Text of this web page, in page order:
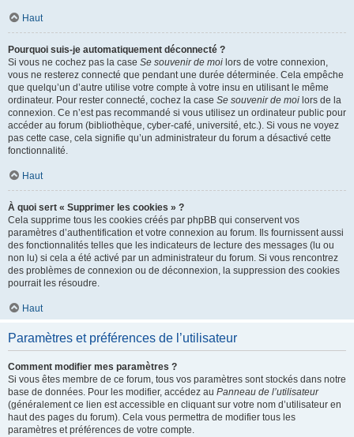
Haut
Pourquoi suis-je automatiquement déconnecté ?
Si vous ne cochez pas la case Se souvenir de moi lors de votre connexion,
vous ne resterez connecté que pendant une durée déterminée. Cela empêche
que quelqu’un d’autre utilise votre compte à votre insu en utilisant le même
ordinateur. Pour rester connecté, cochez la case Se souvenir de moi lors de la
connexion. Ce n’est pas recommandé si vous utilisez un ordinateur public pour
accéder au forum (bibliothèque, cyber-café, université, etc.). Si vous ne voyez
pas cette case, cela signifie qu’un administrateur du forum a désactivé cette
fonctionnalité.
Haut
À quoi sert « Supprimer les cookies » ?
Cela supprime tous les cookies créés par phpBB qui conservent vos
paramètres d’authentification et votre connexion au forum. Ils fournissent aussi
des fonctionnalités telles que les indicateurs de lecture des messages (lu ou
non lu) si cela a été activé par un administrateur du forum. Si vous rencontrez
des problèmes de connexion ou de déconnexion, la suppression des cookies
pourrait les résoudre.
Haut
Paramètres et préférences de l’utilisateur
Comment modifier mes paramètres ?
Si vous êtes membre de ce forum, tous vos paramètres sont stockés dans notre
base de données. Pour les modifier, accédez au Panneau de l’utilisateur
(généralement ce lien est accessible en cliquant sur votre nom d’utilisateur en
haut des pages du forum). Cela vous permettra de modifier tous les
paramètres et préférences de votre compte.